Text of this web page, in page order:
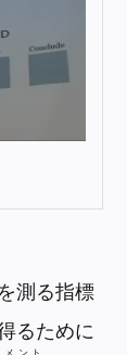
測る指標
るために